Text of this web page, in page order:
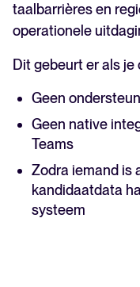
taalbarrières en
operationele
Dit gebeurt er als
Geen
Geen native
Teams
Zodra iemand is
kandidaatdata
systeem